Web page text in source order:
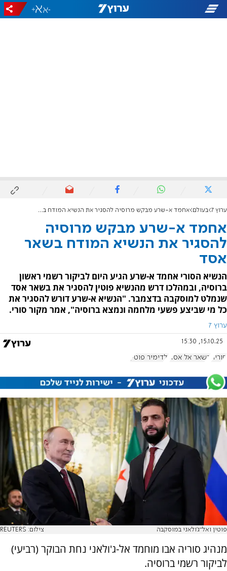
-
+
ערוץ 7 בעולם אחמד א-שרע מבקש מרוסיה להסגיר את הנשיא המודח בשאר אסד
אחמד א-שרע מבקש מרוסיה
להסגיר את הנשיא המודח בשאר
אסד
הנשיא הסורי אחמד א-שרע הגיע היום לביקור רשמי ראשון
ברוסיה, ובמהלכו דרש מהנשיא פוטין להסגיר את בשאר אסד
שנמלט למוסקבה בדצמבר. "הנשיא א-שרע דורש להסגיר את
כל מי שביצע פשעי מלחמה ונמצא ברוסיה", אמר מקור סורי.
ערוץ 7
15.10.25, 15:30
סוריה בשאר אל אסד ולדימיר פוטין
פוטין ואל־ג'ולאני במוסקבה צילום: REUTERS
מנהיג סוריה אבו מוחמד אל-ג'ולאני נחת הבוקר (רביעי)
לביקור רשמי ברוסיה.